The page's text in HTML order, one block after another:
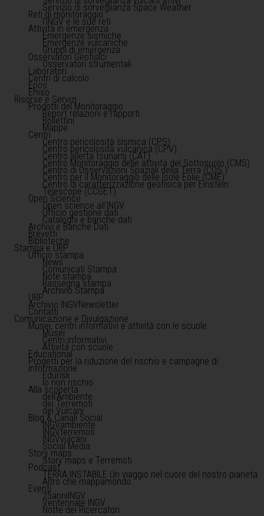
Servizio di sorveglianza Space Weather
Reti di monitoraggio
l'INGV e le sue reti
Attività in emergenza
Emergenze sismiche
Emergenze vulcaniche
Gruppi di emergenza
Osservatori Geofisici
Osservatori strumentali
Laboratori
Centri di calcolo
Epos
Emso
Risorse e Servizi
Prodotti del Monitoraggio
Report relazioni e rapporti
Bollettini
Mappe
Centri
Centro pericolosità sismica (CPS)
Centro pericolosità vulcanica (CPV)
Centro allerta tsunami (CAT)
Centro Monitoraggio delle attività del Sottosuolo (CMS)
Centro di Osservazioni Spaziali della Terra (COS )
Centro per il Monitoraggio delle Isole Eolie (CME)
Centro di caratterizzazione geofisica per Einstein
Telescope (CCGET)
Open Science
Open science all'INGV
Ufficio gestione dati
Cataloghi e banche dati
Archivi e Banche Dati
Brevetti
Biblioteche
Stampa e URP
Ufficio stampa
News
Comunicati Stampa
Note stampa
Rassegna stampa
Archivio Stampa
URP
Archivio INGVNewsletter
Contatti
Comunicazione e Divulgazione
Musei, centri informativi e attività con le scuole
Musei
Centri informativi
Attività con scuole
Educational
Progetti per la riduzione del rischio e campagne di
informazione
Edurisk
Io non rischio
Alla scoperta
dell'Ambiente
dei Terremoti
dei Vulcani
Blog & Canali Social
INGVambiente
INGVterremoti
INGVvulcani
Social Media
Story maps
Story maps e Terremoti
Podcast
TERRA INSTABILE Un viaggio nel cuore del nostro pianeta
Altro che mappamondo
Eventi
25anniINGV
Ventennale INGV
Notte dei Ricercatori